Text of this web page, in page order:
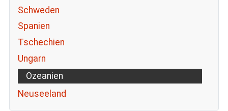
Schweden
Spanien
Tschechien
Ungarn
Ozeanien
Neuseeland